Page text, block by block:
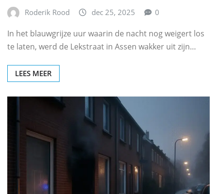
Roderik Rood dec 25, 2025 0
In het blauwgrijze uur waarin de nacht nog weigert los
te laten, werd de Lekstraat in Assen wakker uit zijn…
LEES MEER